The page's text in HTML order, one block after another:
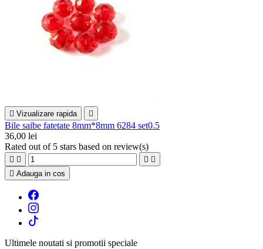
 Vizualizare rapida 
Bile saibe fatetate 8mm*8mm 6284 set0.5
36,00 lei
Rated out of 5 stars based on review(s)
   
 Adauga in cos
Ultimele noutati si promotii speciale